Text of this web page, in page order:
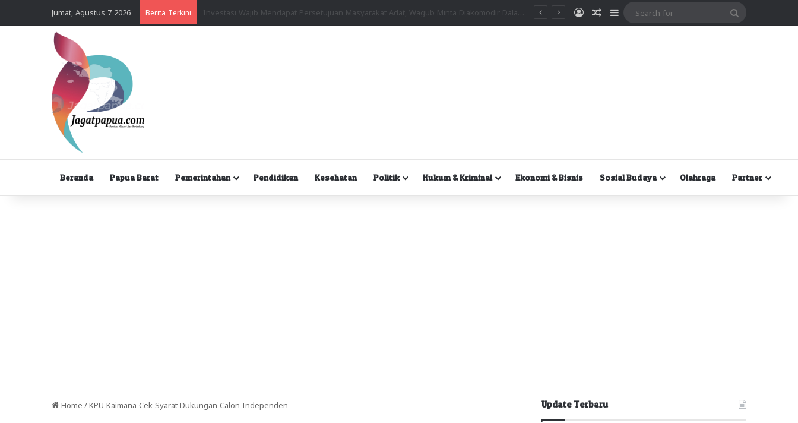
Jumat, Agustus 7 2026 Berita Terkini MasukRandom Article
Sidebar
Beranda Papua Barat Pemerintahan Pendidikan Kesehatan Politik Hukum & Kriminal Ekonomi & Bisnis Sosial Budaya Olahraga Partner
Home / KPU Kaimana Cek Syarat Dukungan Calon Independen Update Terbaru